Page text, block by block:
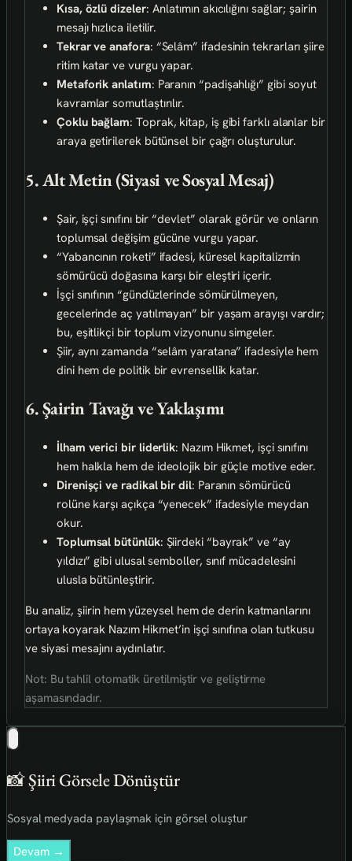
Kısa, özlü dizeler: Anlatımın akıcılığını sağlar; şairin
mesajı hızlıca iletilir.
Tekrar ve anafora: “Selâm” ifadesinin tekrarları şiire
ritim katar ve vurgu yapar.
Metaforik anlatım: Paranın “padişahlığı” gibi soyut
kavramlar somutlaştırılır.
Çoklu bağlam: Toprak, kitap, iş gibi farklı alanlar bir
araya getirilerek bütünsel bir çağrı oluşturulur.
5. Alt Metin (Siyasi ve Sosyal Mesaj)
Şair, işçi sınıfını bir “devlet” olarak görür ve onların
toplumsal değişim gücüne vurgu yapar.
“Yabancının roketi” ifadesi, küresel kapitalizmin
sömürücü doğasına karşı bir eleştiri içerir.
İşçi sınıfının “gündüzlerinde sömürülmeyen,
gecelerinde aç yatılmayan” bir yaşam arayışı vardır;
bu, eşitlikçi bir toplum vizyonunu simgeler.
Şiir, aynı zamanda “selâm yaratana” ifadesiyle hem
dini hem de politik bir evrensellik katar.
6. Şairin Tavağı ve Yaklaşımı
İlham verici bir liderlik: Nazım Hikmet, işçi sınıfını
hem halkla hem de ideolojik bir güçle motive eder.
Direnişçi ve radikal bir dil: Paranın sömürücü
rolüne karşı açıkça “yenecek” ifadesiyle meydan
okur.
Toplumsal bütünlük: Şiirdeki “bayrak” ve “ay
yıldızı” gibi ulusal semboller, sınıf mücadelesini
ulusla bütünleştirir.
Bu analiz, şiirin hem yüzeysel hem de derin katmanlarını
ortaya koyarak Nazım Hikmet’in işçi sınıfına olan tutkusu
ve siyasi mesajını aydınlatır.
Not: Bu tahlil otomatik üretilmiştir ve geliştirme
aşamasındadır.
📸 Şiiri Görsele Dönüştür
Sosyal medyada paylaşmak için görsel oluştur
Devam →